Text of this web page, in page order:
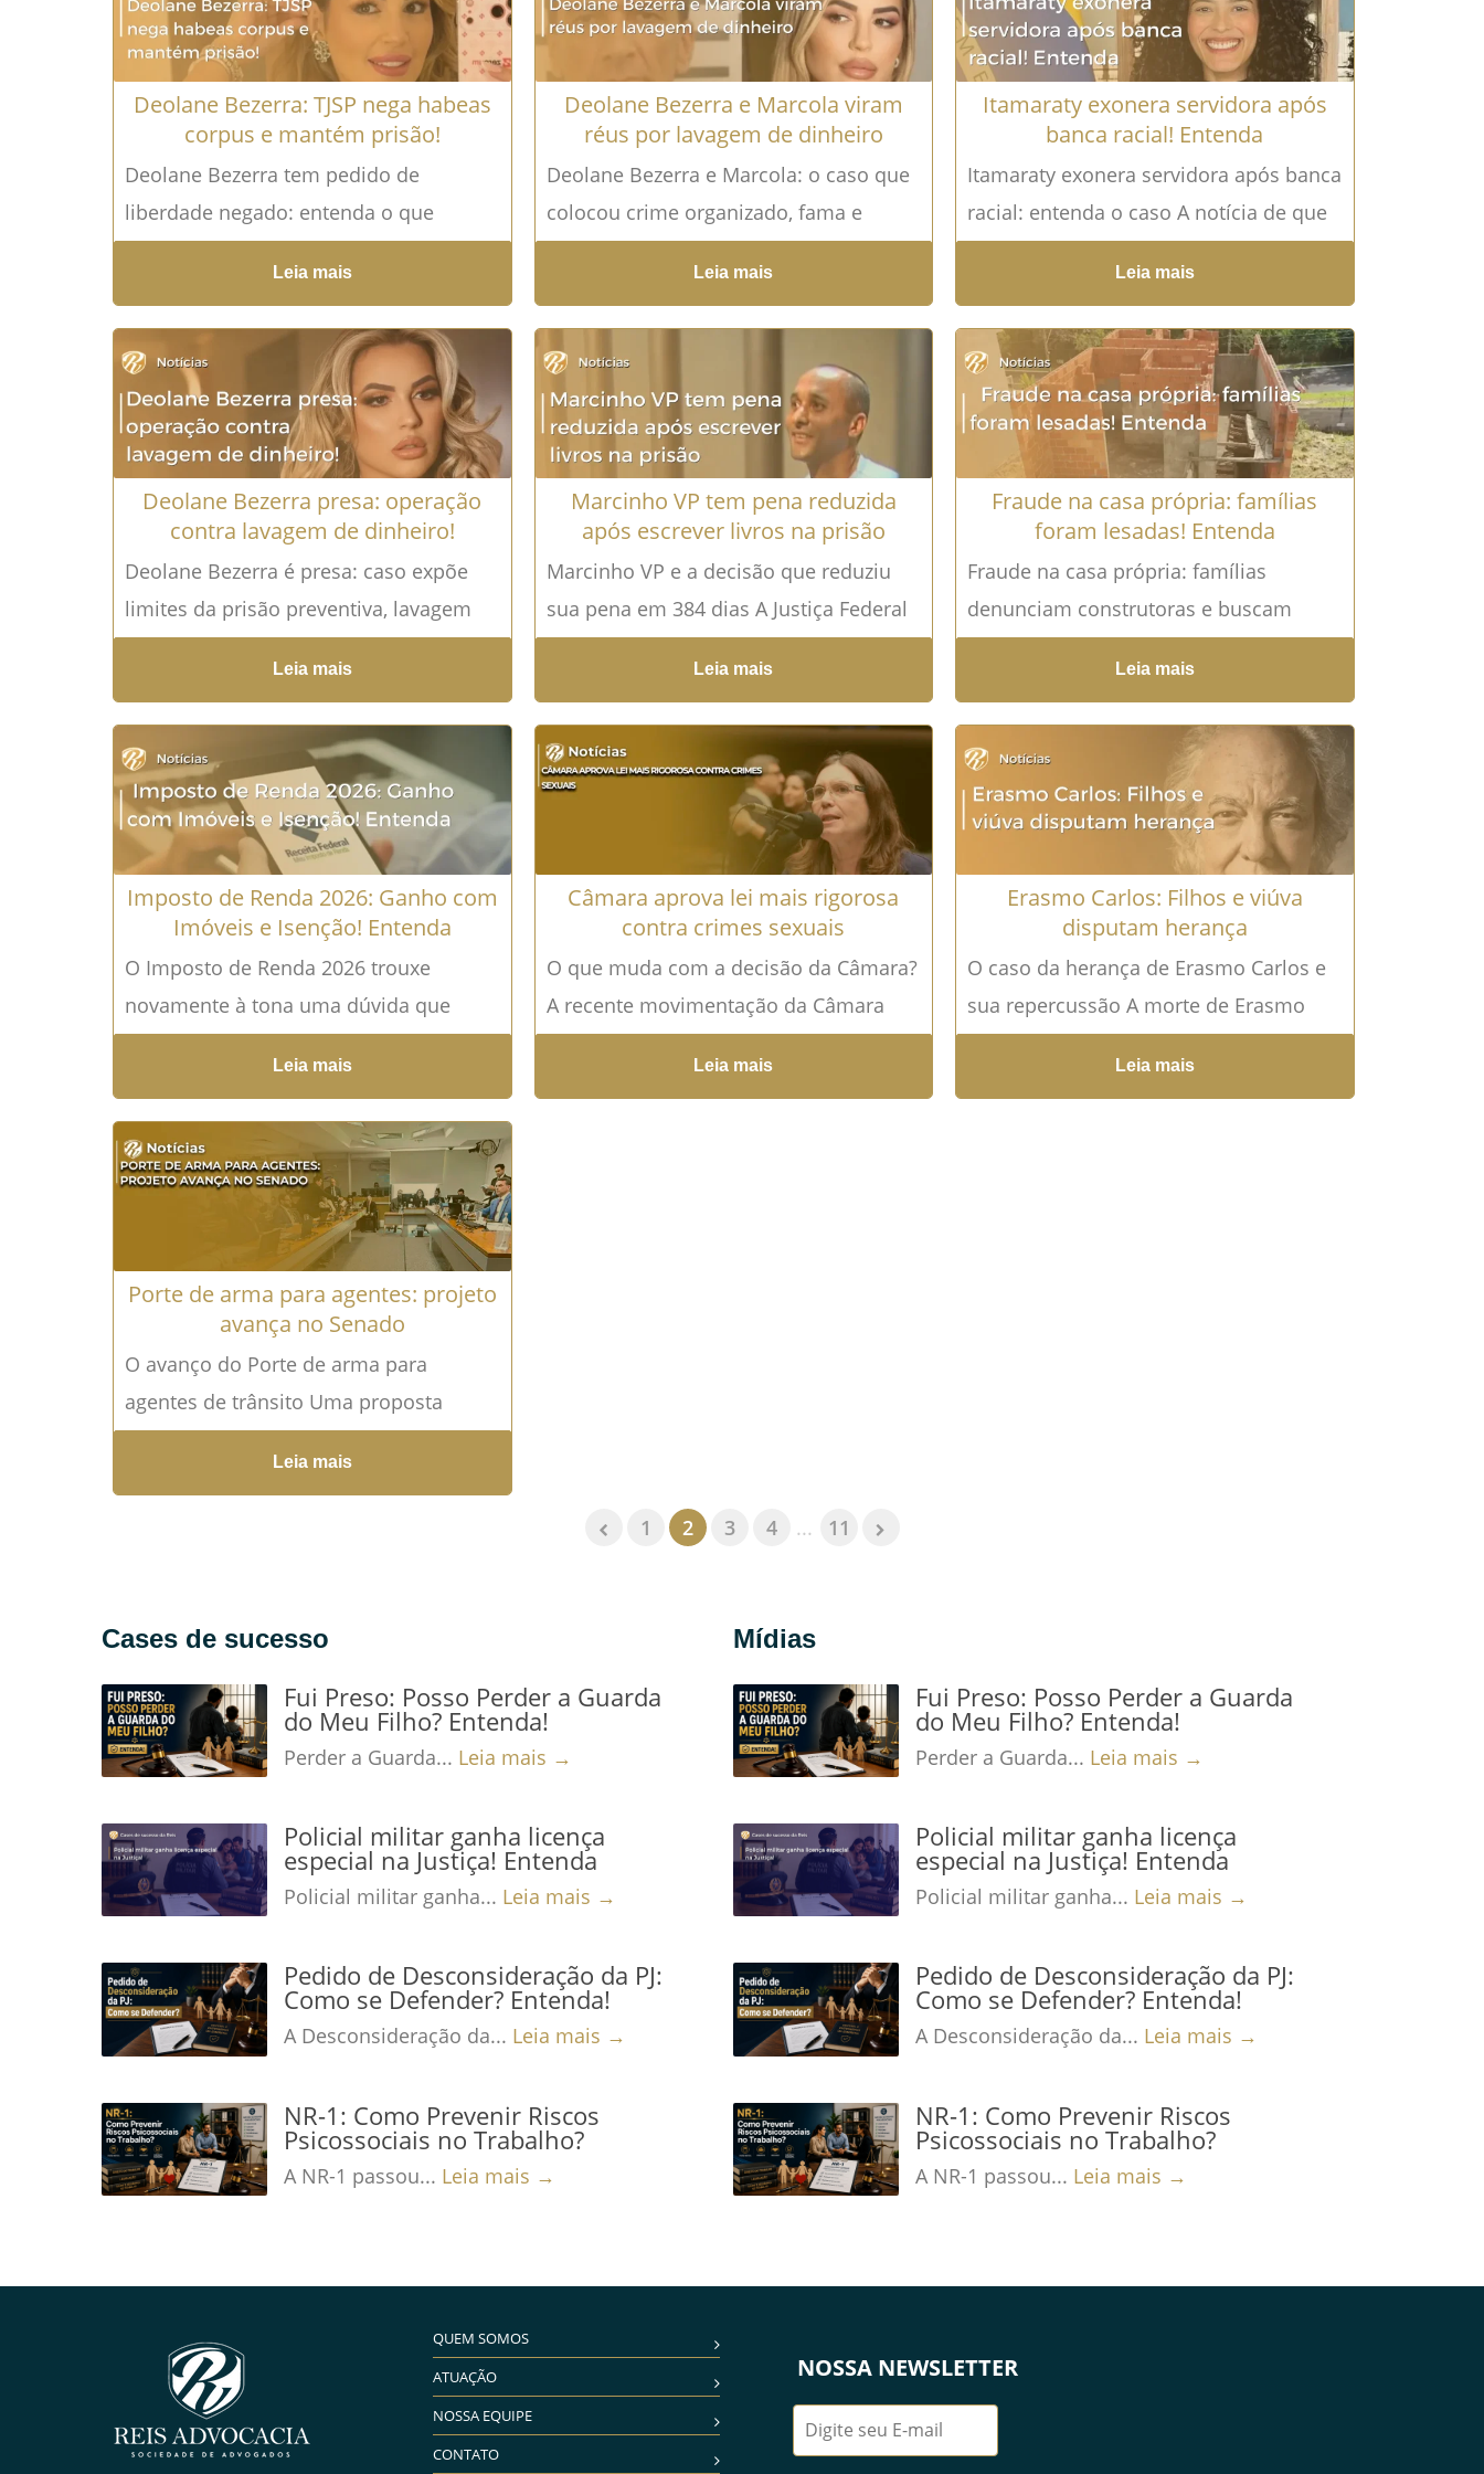
Deolane Bezerra: TJSP nega habeas
corpus e mantém prisão!
Deolane Bezerra tem pedido de
liberdade negado: entenda o que
significa Deolane Bezerra voltou a
ganhar grande repercussão após novas
decisões judiciais...Leia mais →
Leia mais
Deolane Bezerra e Marcola viram
réus por lavagem de dinheiro
Deolane Bezerra e Marcola: o caso que
colocou crime organizado, fama e
dinheiro sob análise da Justiça A Justiça
Leia mais →
Leia mais
Itamaraty exonera servidora após
banca racial! Entenda
Itamaraty exonera servidora após banca
racial: entenda o caso A notícia de que
o Itamaraty exonera servidora após
contestação de autodeclaração racial...
Leia mais →
Leia mais
Deolane Bezerra presa: operação
contra lavagem de dinheiro!
Deolane Bezerra é presa: caso expõe
limites da prisão preventiva, lavagem
de dinheiro e direito de defesa A prisão
de Deolane Bezerra,...Leia mais →
Leia mais
Marcinho VP tem pena reduzida
após escrever livros na prisão
Marcinho VP e a decisão que reduziu
sua pena em 384 dias A Justiça Federal
reduziu em 384 dias a pena de...Leia
Leia mais
Fraude na casa própria: famílias
foram lesadas! Entenda
Fraude na casa própria: famílias
denunciam construtoras e buscam
reparação A compra ou construção da
casa própria costuma ser uma das
decisões...Leia mais →
Leia mais
Imposto de Renda 2026: Ganho com
Imóveis e Isenção! Entenda
O Imposto de Renda 2026 trouxe
novamente à tona uma dúvida que
afeta milhares de brasileiros: como
declarar corretamente ganhos com
imóveis e,...Leia mais →
Leia mais
Câmara aprova lei mais rigorosa
contra crimes sexuais
O que muda com a decisão da Câmara?
A recente movimentação da Câmara
dos Deputados reacendeu um debate
essencial no cenário jurídico...
Leia mais
Erasmo Carlos: Filhos e viúva
disputam herança
O caso da herança de Erasmo Carlos e
sua repercussão A morte de Erasmo
Carlos, ícone da música brasileira e
Leia mais →
Leia mais
Porte de arma para agentes: projeto
avança no Senado
O avanço do Porte de arma para
agentes de trânsito Uma proposta
legislativa que há anos circula nos
bastidores do Direito Administrativo...
Leia mais
1 2 3 4 ... 11
Cases de sucesso
Fui Preso: Posso Perder a Guarda
do Meu Filho? Entenda!
Perder a Guarda... Leia mais →
Policial militar ganha licença
especial na Justiça! Entenda
Policial militar ganha... Leia mais →
Pedido de Desconsideração da PJ:
Como se Defender? Entenda!
A Desconsideração da... Leia mais →
NR-1: Como Prevenir Riscos
Psicossociais no Trabalho?
A NR-1 passou... Leia mais →
Mídias
Fui Preso: Posso Perder a Guarda
do Meu Filho? Entenda!
Perder a Guarda... Leia mais →
Policial militar ganha licença
especial na Justiça! Entenda
Policial militar ganha... Leia mais →
Pedido de Desconsideração da PJ:
Como se Defender? Entenda!
A Desconsideração da... Leia mais →
NR-1: Como Prevenir Riscos
Psicossociais no Trabalho?
A NR-1 passou... Leia mais →
QUEM SOMOS
ATUAÇÃO
NOSSA EQUIPE
CONTATO
NOSSA NEWSLETTER